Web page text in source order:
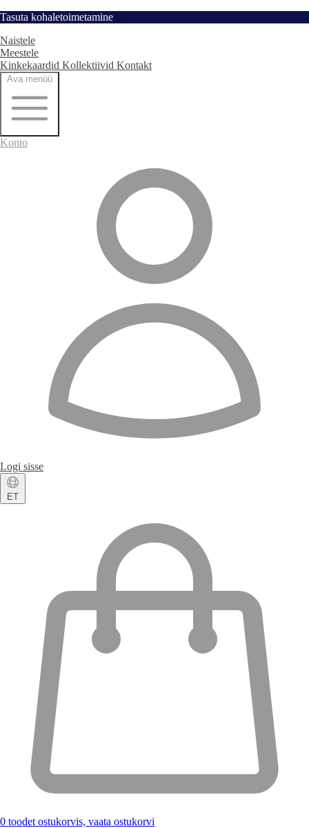
Hüppa
juurde
Tasuta kohaletoimetamine
Naistele
Meestele
Kinkekaardid Kollektiivid Kontakt
Ava menüü
Konto
Logi sisse
ET
0 toodet ostukorvis, vaata ostukorvi
Avaleht